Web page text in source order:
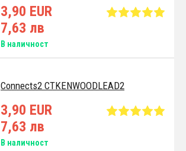
3,90 EUR
7,63 лв
В наличност
Connects2 CTKENWOODLEAD2
3,90 EUR
7,63 лв
В наличност